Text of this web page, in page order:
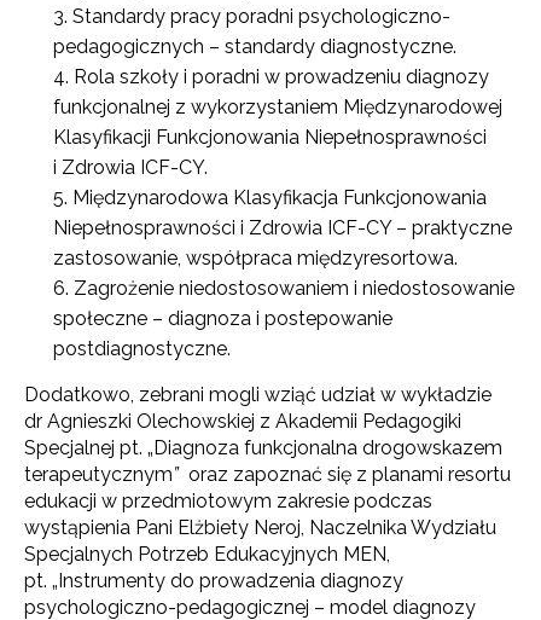
Standardy pracy poradni psychologiczno-
pedagogicznych – standardy diagnostyczne.
Rola szkoły i poradni w prowadzeniu diagnozy
funkcjonalnej z wykorzystaniem Międzynarodowej
Klasyfikacji Funkcjonowania Niepełnosprawności
i Zdrowia ICF-CY.
Międzynarodowa Klasyfikacja Funkcjonowania
Niepełnosprawności i Zdrowia ICF-CY – praktyczne
zastosowanie, współpraca międzyresortowa.
Zagrożenie niedostosowaniem i niedostosowanie
społeczne – diagnoza i postepowanie
postdiagnostyczne.
Dodatkowo, zebrani mogli wziąć udział w wykładzie
dr Agnieszki Olechowskiej z Akademii Pedagogiki
Specjalnej pt. „Diagnoza funkcjonalna drogowskazem
terapeutycznym” oraz zapoznać się z planami resortu
edukacji w przedmiotowym zakresie podczas
wystąpienia Pani Elżbiety Neroj, Naczelnika Wydziału
Specjalnych Potrzeb Edukacyjnych MEN,
pt. „Instrumenty do prowadzenia diagnozy
psychologiczno-pedagogicznej – model diagnozy